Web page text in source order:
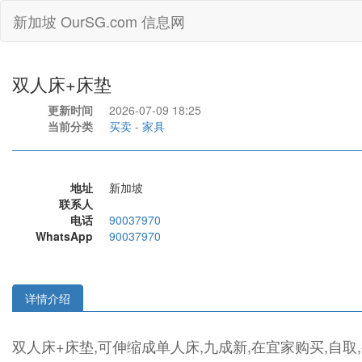
新加坡 OurSG.com 信息网
双人床+床垫
更新时间
2026-07-09 18:25
当前分类
买卖 - 家具
地址
新加坡
联系人
电话
90037970
WhatsApp
90037970
详情介绍
双人床+床垫,可伸缩成单人床,九成新,在宜家购买,自